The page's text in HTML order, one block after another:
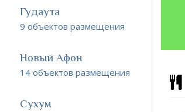
Гудаута
9 объектов размещения
Новый Афон
14 объектов размещения
Сухум